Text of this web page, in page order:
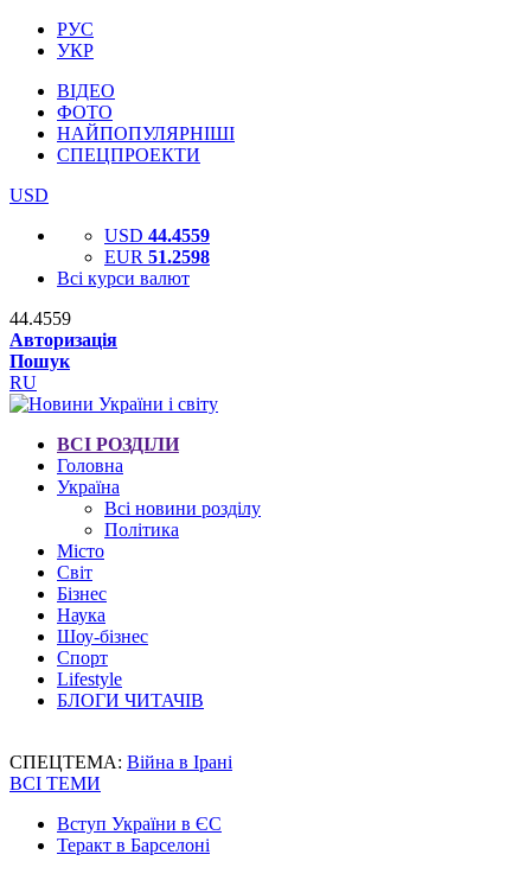
РУС
УКР
ВІДЕО
ФОТО
НАЙПОПУЛЯРНІШІ
СПЕЦПРОЕКТИ
USD
USD 44.4559
EUR 51.2598
Всі курси валют
44.4559
Авторизація
Пошук
RU
ВСІ РОЗДІЛИ
Головна
Україна
Всі новини розділу
Політика
Місто
Світ
Бізнес
Наука
Шоу-бізнес
Спорт
Lifestyle
БЛОГИ ЧИТАЧІВ
СПЕЦТЕМА: Війна в Ірані
ВСІ ТЕМИ
Вступ України в ЄС
Теракт в Барселоні